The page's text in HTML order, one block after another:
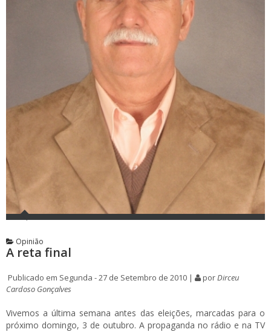
Opinião
A reta final
Publicado em Segunda - 27 de Setembro de 2010 | por Dirceu
Cardoso Gonçalves
Vivemos a última semana antes das eleições, marcadas para o
próximo domingo, 3 de outubro. A propaganda no rádio e na TV